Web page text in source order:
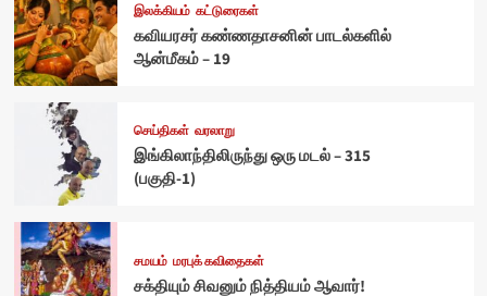
இலக்கியம் கட்டுரைகள்
கவியரசர் கண்ணதாசனின் பாடல்களில்
ஆன்மீகம் – 19
செய்திகள் வரலாறு
இங்கிலாந்திலிருந்து ஒரு மடல் – 315
(பகுதி-1)
சமயம் மரபுக் கவிதைகள்
சக்தியும் சிவனும் நித்தியம் ஆவார்!